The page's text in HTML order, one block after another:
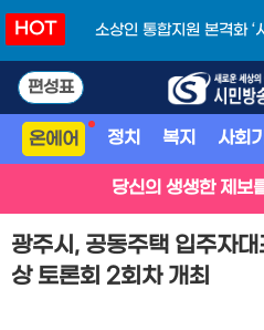
HOT
소상인 통합지원 본격화 ‘
편성표
온에어 정치 복지 사회
당신의 생생한 제보
광주시, 공동주택 입주자
상 토론회 2회차 개최